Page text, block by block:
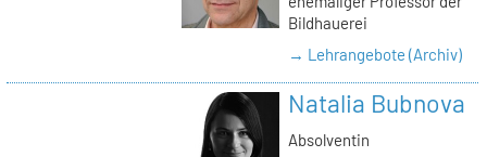
Bildhauerei
→ Lehrangebote (Archiv)
Natalia Bubnova
Absolventin